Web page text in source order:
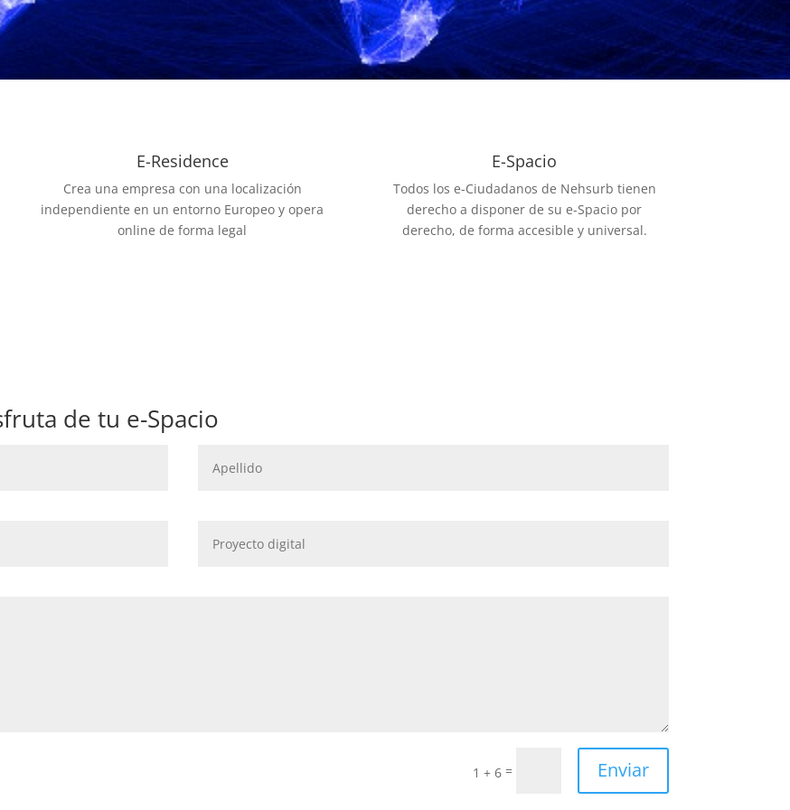
E-Residence
Crea una empresa con una localización
independiente en un entorno Europeo y opera
online de forma legal
E-Spacio
Todos los e-Ciudadanos de Nehsurb tienen
derecho a disponer de su e-Spacio por
derecho, de forma accesible y universal.
de tu e-Spacio
1 + 6= Enviar